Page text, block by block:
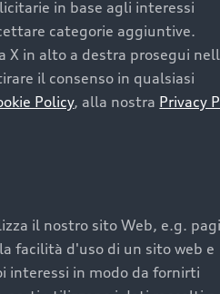
sicuro, è essenziale
Prima Scelta :plus
nel tempo;
in base agli interessi
categorie aggiuntive.
in alto a destra prosegui
il consenso in qualsiasi
Policy, alla nostra Privacy
il nostro sito Web, e.g.
facilità d'uso di un sito web e
interessi in modo da fornirti